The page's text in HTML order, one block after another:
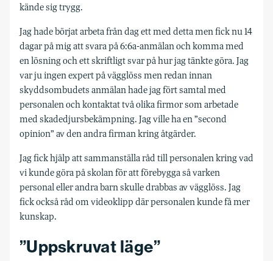
kände sig trygg.
Jag hade börjat arbeta från dag ett med detta men fick nu 14
dagar på mig att svara på 6:6a-anmälan och komma med
en lösning och ett skriftligt svar på hur jag tänkte göra. Jag
var ju ingen expert på vägglöss men redan innan
skyddsombudets anmälan hade jag fört samtal med
personalen och kontaktat två olika firmor som arbetade
med skadedjursbekämpning. Jag ville ha en ”second
opinion” av den andra firman kring åtgärder.
Jag fick hjälp att sammanställa råd till personalen kring vad
vi kunde göra på skolan för att förebygga så varken
personal eller andra barn skulle drabbas av vägglöss. Jag
fick också råd om videoklipp där personalen kunde få mer
kunskap.
”Uppskruvat läge”